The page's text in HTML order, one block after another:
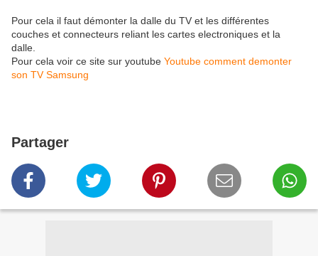
Pour cela il faut démonter la dalle du TV et les différentes
couches et connecteurs reliant les cartes electroniques et la
dalle.
Pour cela voir ce site sur youtube Youtube comment demonter
son TV Samsung
Partager